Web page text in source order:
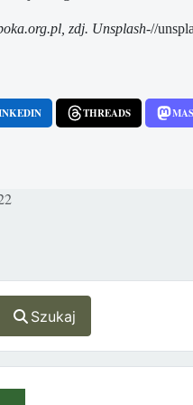
Szukaj
zdj. Unsplash-//
THREADS
kin wchodzi nowy film pro-